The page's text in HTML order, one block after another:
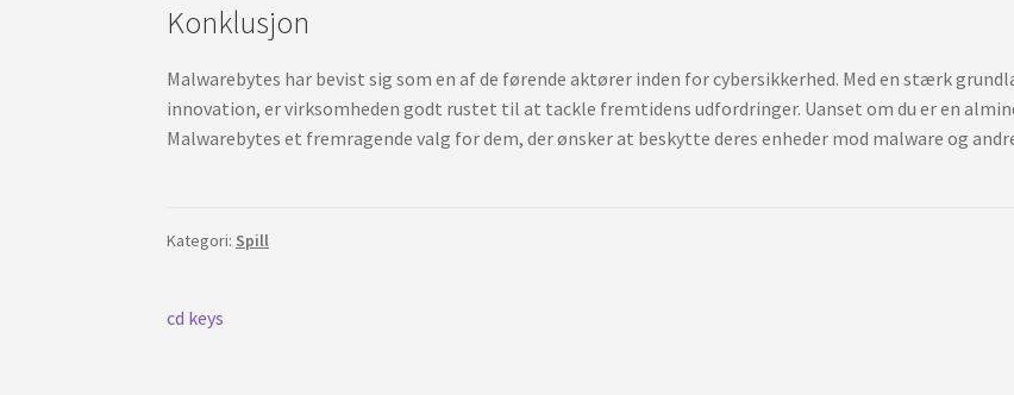
Konklusjon
Malwarebytes har bevist sig som en af de førende aktører inden for cybersikkerhed. Med en stærk
innovation, er virksomheden godt rustet til at tackle fremtidens udfordringer. Uanset om du er en
Malwarebytes et fremragende valg for dem, der ønsker at beskytte deres enheder mod malware og
Kategori: Spill
Innleggsnavigasjon
Forrige
cd keys